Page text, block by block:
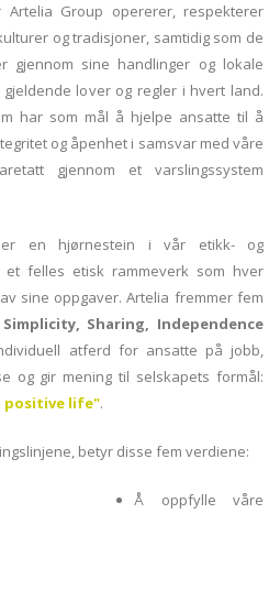
Artelia Group opererer, respekterer
og tradisjoner, samtidig som de
gjennom sine handlinger og lokale
lover og regler i hvert land.
har som mål å hjelpe ansatte til å
og åpenhet i samsvar med våre
gjennom et varslingssystem
er en hjørnestein i vår etikk- og
et felles etisk rammeverk som hver
sine oppgaver. Artelia fremmer fem
Simplicity, Sharing, Independence
atferd for ansatte på jobb,
og gir mening til selskapets formål:
positive life".
betyr disse fem verdiene:
Å oppfylle våre